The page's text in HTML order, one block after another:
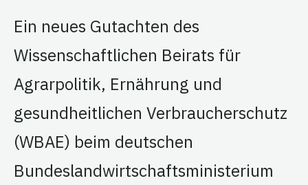
Ein neues Gutachten des
Wissenschaftlichen Beirats für
Agrarpolitik, Ernährung und
gesundheitlichen Verbraucherschutz
(WBAE) beim deutschen
Bundeslandwirtschaftsministerium